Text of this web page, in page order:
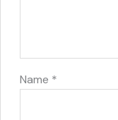
Name *